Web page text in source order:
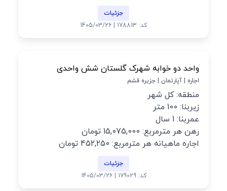
جزئیات
کد: 178813 | 1405/03/26
واحد دو خوابه شهرک گلستان شش واحدی
اجاره | آپارتمان | جزیره قشم
منطقه: کل شهر
زیربنا: 100 متر
عمربنا: 1 سال
رهن هر مترمربع: 15,075,000 تومان
اجاره ماهیانه هر مترمربع: 452,250 تومان
جزئیات
کد: 179029 | 1405/03/26